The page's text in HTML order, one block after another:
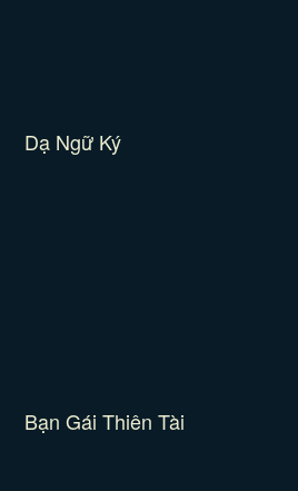
Dạ Ngữ Ký
Bạn Gái Thiên Tài